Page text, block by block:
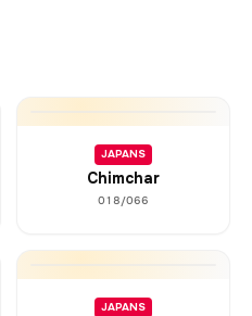
JAPANS
Chimchar
018/066
JAPANS